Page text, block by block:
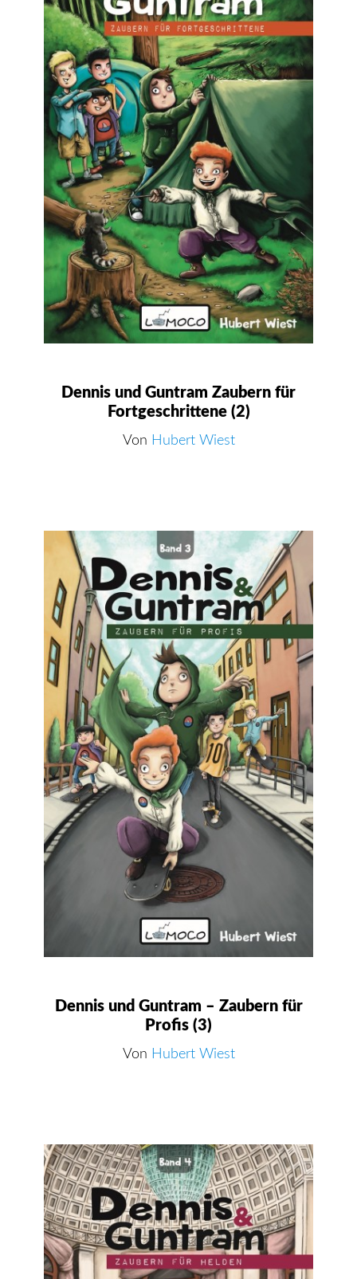
Dennis und Guntram Zaubern für
Fortgeschrittene (2)
Von Hubert Wiest
Dennis und Guntram – Zaubern für
Profis (3)
Von Hubert Wiest